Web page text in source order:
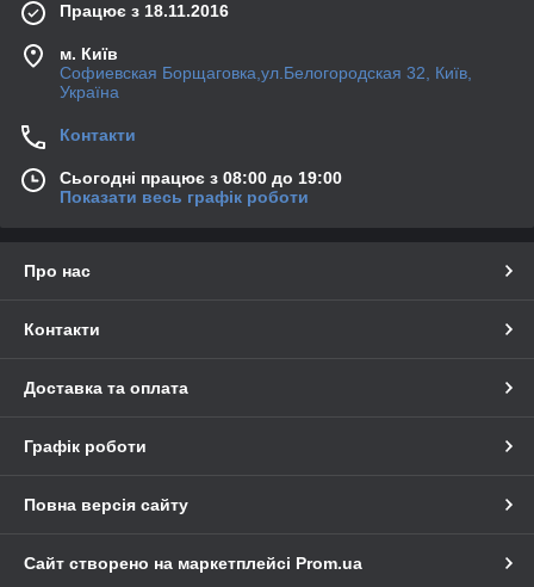
Працює з 18.11.2016
м. Київ
Софиевская Борщаговка,ул.Белогородская 32, Київ,
Україна
Контакти
Сьогодні працює з 08:00 до 19:00
Показати весь графік роботи
Про нас
Контакти
Доставка та оплата
Графік роботи
Повна версія сайту
Сайт створено на маркетплейсі Prom.ua